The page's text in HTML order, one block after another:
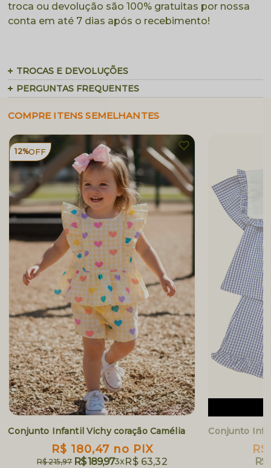
troca ou devolução são 100% gratuitas por nossa
conta em até 7 dias após o recebimento!
PERGUNTAS FREQUENTES
TROCAS E DEVOLUÇÕES
COMPRE ITENS SEMELHANTES
12%OFF
Conjunto Infantil Vichy coração Camélia
R$ 180,47 no PIX
R$ 215,97 R$ 189,973xR$ 63,32
Conjunto
R$